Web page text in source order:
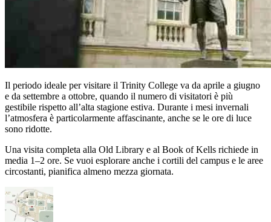
Il periodo ideale per visitare il Trinity College va da aprile a giugno
e da settembre a ottobre, quando il numero di visitatori è più
gestibile rispetto all’alta stagione estiva. Durante i mesi invernali
l’atmosfera è particolarmente affascinante, anche se le ore di luce
sono ridotte.
Una visita completa alla Old Library e al Book of Kells richiede in
media 1–2 ore. Se vuoi esplorare anche i cortili del campus e le aree
circostanti, pianifica almeno mezza giornata.